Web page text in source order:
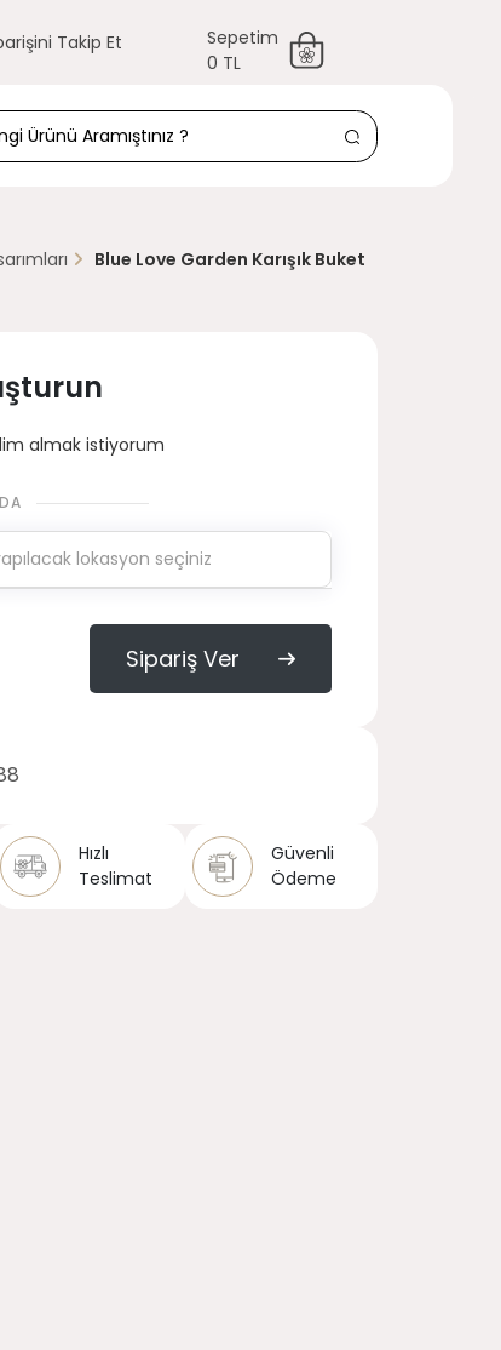
Takip Et
Sepetim
0 TL
Blue Love Garden Karışık Buket
almak istiyorum
Sipariş Ver
Hızlı
Teslimat
Güvenli
Ödeme